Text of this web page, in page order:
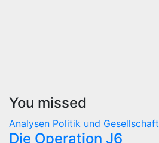
You missed
Analysen Politik und Gesellschaft
Die Operation J6